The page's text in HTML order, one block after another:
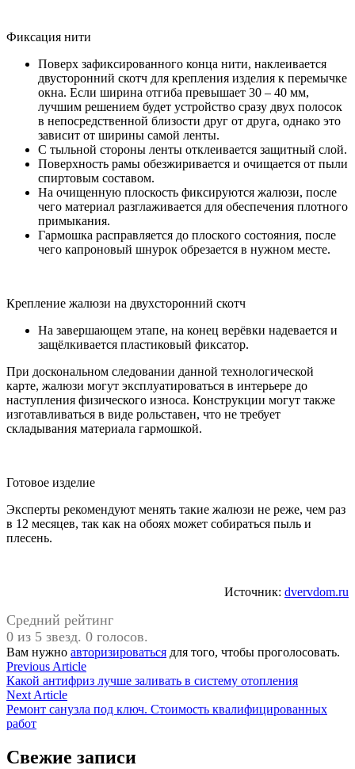
Фиксация нити
Поверх зафиксированного конца нити, наклеивается
двусторонний скотч для крепления изделия к перемычке
окна. Если ширина отгиба превышает 30 – 40 мм,
лучшим решением будет устройство сразу двух полосок
в непосредственной близости друг от друга, однако это
зависит от ширины самой ленты.
С тыльной стороны ленты отклеивается защитный слой.
Поверхность рамы обезжиривается и очищается от пыли
спиртовым составом.
На очищенную плоскость фиксируются жалюзи, после
чего материал разглаживается для обеспечения плотного
примыкания.
Гармошка расправляется до плоского состояния, после
чего капроновый шнурок обрезается в нужном месте.
Крепление жалюзи на двухсторонний скотч
На завершающем этапе, на конец верёвки надевается и
защёлкивается пластиковый фиксатор.
При доскональном следовании данной технологической
карте, жалюзи могут эксплуатироваться в интерьере до
наступления физического износа. Конструкции могут также
изготавливаться в виде рольставен, что не требует
складывания материала гармошкой.
Готовое изделие
Эксперты рекомендуют менять такие жалюзи не реже, чем раз
в 12 месяцев, так как на обоях может собираться пыль и
плесень.
Источник: dvervdom.ru
Средний рейтинг
0 из 5 звезд. 0 голосов.
Вам нужно авторизироваться для того, чтобы проголосовать.
Навигация
по
записям
Previous ArticlePrevious
article:
Какой антифриз лучше заливать в систему отопления
Next ArticleNext
article:
Ремонт санузла под ключ. Стоимость квалифицированных
работ
Свежие записи